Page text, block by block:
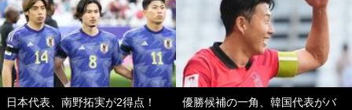
日本代表、南野拓実が2得点！
優勝候補の一角、韓国代表がバ